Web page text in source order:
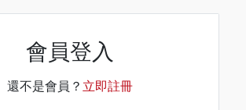
會員登入
還不是會員？ 立即註冊